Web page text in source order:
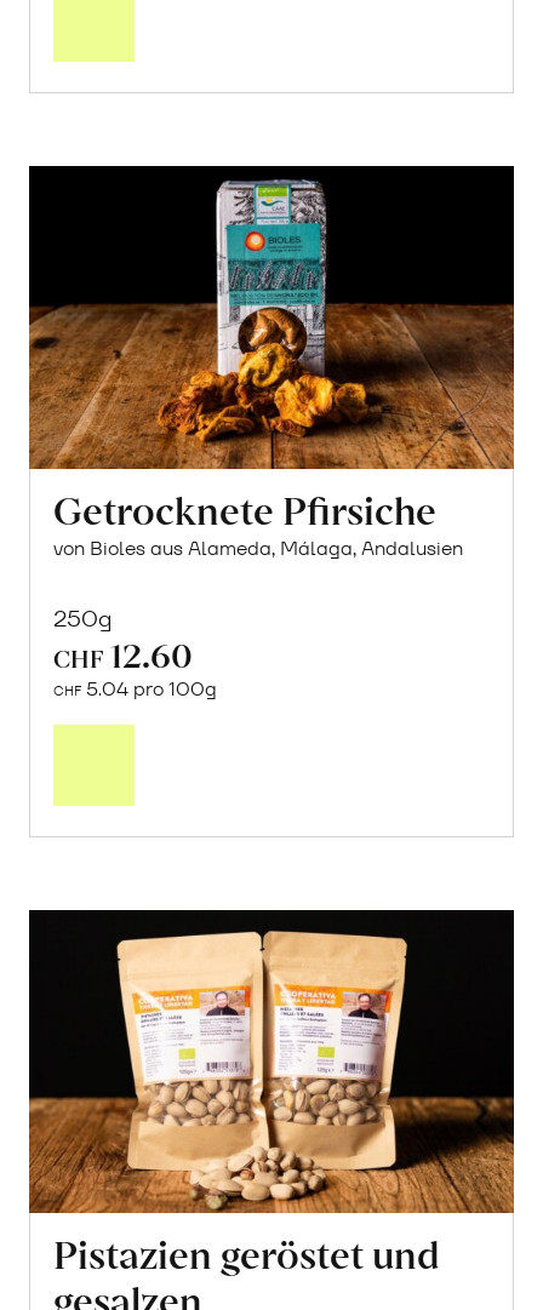
Getrocknete Pfirsiche
von Bioles aus Alameda, Málaga, Andalusien
250g
CHF 12.60
CHF 5.04 pro 100g
Pistazien geröstet und
gesalzen